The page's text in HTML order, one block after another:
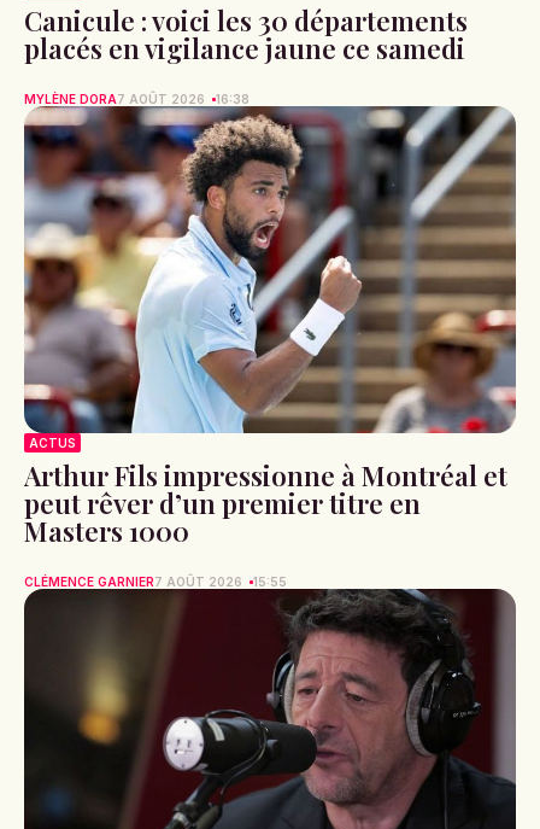
Canicule : voici les 30 départements
placés en vigilance jaune ce samedi
MYLÈNE DORA7 AOÛT 2026 16:38
ACTUS
Arthur Fils impressionne à Montréal et
peut rêver d’un premier titre en
Masters 1000
CLÉMENCE GARNIER7 AOÛT 2026 15:55